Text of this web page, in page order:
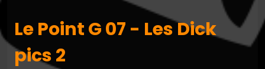
Le Point G! 2 L'aulophilie
Le Poing G
Le Point G 07 - Les Dick pics 2
Le Poing G
2
Le Point G! 2 Un homme, deux femmes
Le Poing G
Le Point G 07 - Les Dick
pics 2